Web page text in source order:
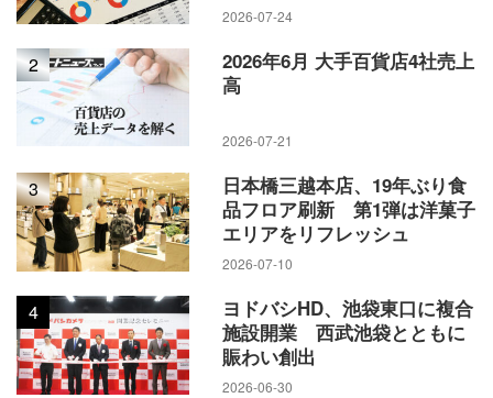
2026-07-24
2
2026年6月 大手百貨店4社売上
高
2026-07-21
3
日本橋三越本店、19年ぶり食
品フロア刷新 第1弾は洋菓子
エリアをリフレッシュ
2026-07-10
4
ヨドバシHD、池袋東口に複合
施設開業 西武池袋とともに
賑わい創出
2026-06-30